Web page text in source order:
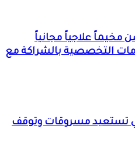
مخيماً علاجياً مجانياً
التخصصية بالشراكة مع
تستعيد مسروقات وتوقف